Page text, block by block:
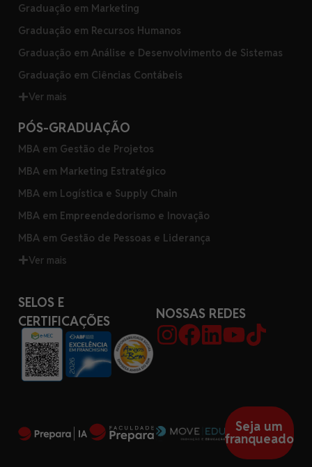
Graduação em Marketing
Graduação em Recursos Humanos
Graduação em Análise e Desenvolvimento de Sistemas
Graduação em Ciências Contábeis
Ver mais
PÓS-GRADUAÇÃO
MBA em Gestão de Projetos
MBA em Marketing Estratégico
MBA em Logística e Supply Chain
MBA em Empreendedorismo e Inovação
MBA em Gestão de Pessoas e Liderança
Ver mais
SELOS E
CERTIFICAÇÕES
NOSSAS REDES
Seja um
franqueado